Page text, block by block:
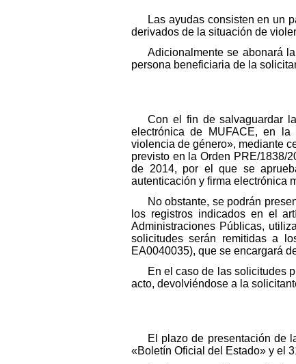
Las ayudas consisten en un
derivados de la situación de
Adicionalmente se abonará
persona beneficiaria de la
Con el fin de salvaguardar
electrónica de MUFACE, en la
violencia de género», mediante
previsto en la Orden PRE/1838/
de 2014, por el que se
autenticación y firma electrónica
No obstante, se podrán
los registros indicados en el
Administraciones Públicas,
solicitudes serán remitidas a
EA0040035), que se encargará
En el caso de las solicitudes
acto, devolviéndose a la
El plazo de presentación de
«Boletín Oficial del Estado» y el